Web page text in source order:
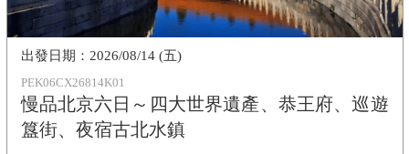
PEK06CX26814K01
慢品北京六日～四大世界遺產、恭王府、巡遊
簋街、夜宿古北水鎮
2026/08/14 (五)